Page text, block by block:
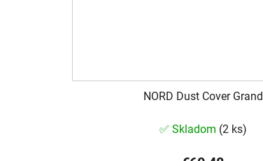
NORD Dust Cover Grand
✅ Skladom (2 ks)